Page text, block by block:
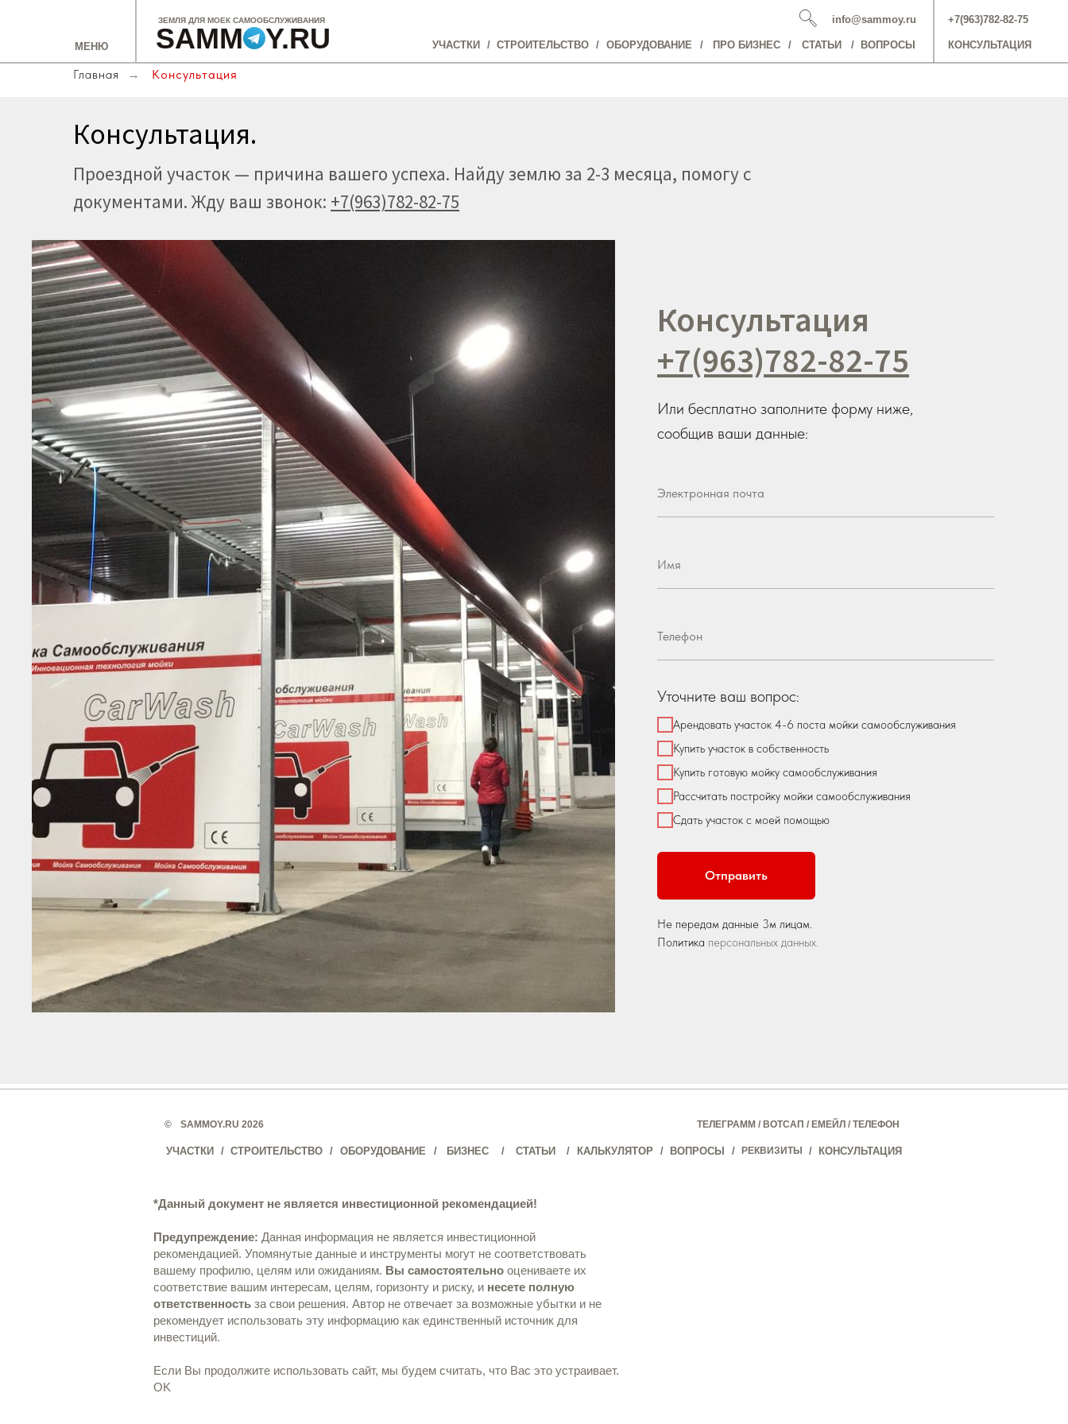
МЕНЮ SAMMOY.RU УЧАСТКИ / СТРОИТЕЛЬСТВО / ОБОРУДОВАНИЕ
ЗЕМЛЯ ДЛЯ МОЕК САМООБСЛУЖИВАНИЯ
ПРО БИЗНЕС
/ СТАТЬИ
/ ВОПРОСЫ
/ КОНСУЛЬТАЦИЯ
+7(963)782-82-75
info@sammoy.ru
Главная → Консультация
Консультация.
Проездной участок — причина вашего успеха. Найду землю за 2-3 месяца, помогу с
документами. Жду ваш звонок: +7(963)782-82-75
Консультация
+7(963)782-82-75
Или бесплатно заполните форму ниже,
сообщив ваши данные:
Уточните ваш вопрос:
Арендовать участок 4-6 поста мойки самообслуживания
Купить участок в собственность
Купить готовую мойку самообслуживания
Рассчитать постройку мойки самообслуживания
Сдать участок с моей помощью
Отправить
Не передам данные 3м лицам.
Политика персональных данных.
©️ SAMMOY.RU 2026
РЕКВИЗИТЫ
ТЕЛЕГРАММ / ВОТСАП / ЕМЕЙЛ / ТЕЛЕФОН
Пользовательское соглашение сайтаПубличная офертаСогласие на обработку персональных данныхЕсли вы не даете согласия
/ / / КАЛЬКУЛЯТОР
УЧАСТКИ /
СТРОИТЕЛЬСТВО /
ОБОРУДОВАНИЕ БИЗНЕС /
СТАТЬИ ВОПРОСЫ / КОНСУЛЬТАЦИЯ
РЕКВИЗИТЫ /
ПОИСК
*Данный ‎документ ‎не ‎является ‎инвестиционной‏ ‎рекомендацией!
Предупреждение: Данная информация не является инвестиционной
рекомендацией. Упомянутые данные и инструменты могут не соответствовать
вашему профилю, целям или ожиданиям. Вы самостоятельно оцениваете их
соответствие вашим интересам, целям, горизонту и риску, и несете полную
ответственность за свои решения. Автор не отвечает за возможные убытки и не
рекомендует использовать эту информацию как единственный источник для
инвестиций.
Если Вы продолжите использовать сайт, мы будем считать, что Вас это устраивает.
OK